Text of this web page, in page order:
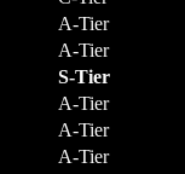
A-Tier
A-Tier
S-Tier
A-Tier
A-Tier
A-Tier